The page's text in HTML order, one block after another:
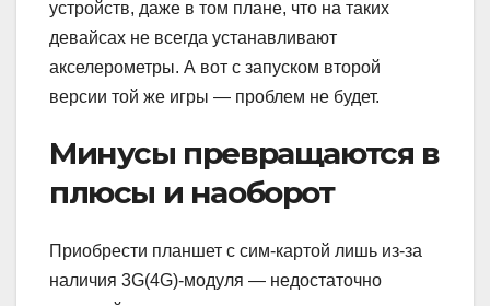
устройств, даже в том плане, что на таких
девайсах не всегда устанавливают
акселерометры. А вот с запуском второй
версии той же игры — проблем не будет.
Минусы превращаются в
плюсы и наоборот
Приобрести планшет с сим-картой лишь из-за
наличия 3G(4G)-модуля — недостаточно